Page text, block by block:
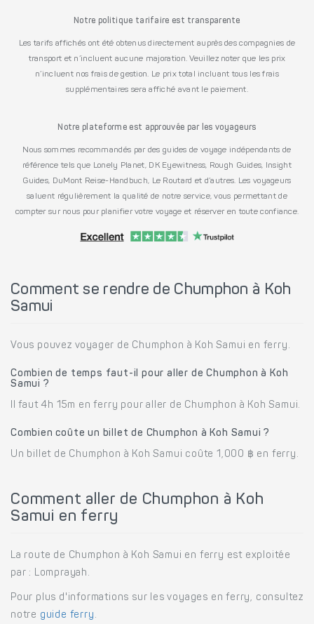
Notre politique tarifaire est transparente
Les tarifs affichés ont été obtenus directement auprès des compagnies de
transport et n’incluent aucune majoration. Veuillez noter que les prix
n’incluent nos frais de gestion. Le prix total incluant tous les frais
supplémentaires sera affiché avant le paiement.
Notre plateforme est approuvée par les voyageurs
Nous sommes recommandés par des guides de voyage indépendants de
référence tels que Lonely Planet, DK Eyewitness, Rough Guides, Insight
Guides, DuMont Reise-Handbuch, Le Routard et d’autres. Les voyageurs
saluent régulièrement la qualité de notre service, vous permettant de
compter sur nous pour planifier votre voyage et réserver en toute confiance.
Comment se rendre de Chumphon à Koh
Samui
Vous pouvez voyager de Chumphon à Koh Samui en ferry.
Combien de temps faut-il pour aller de Chumphon à Koh
Samui ?
Il faut 4h 15m en ferry pour aller de Chumphon à Koh Samui.
Combien coûte un billet de Chumphon à Koh Samui ?
Un billet de Chumphon à Koh Samui coûte 1,000 ฿ en ferry.
Comment aller de Chumphon à Koh
Samui en ferry
La route de Chumphon à Koh Samui en ferry est exploitée
par : Lomprayah.
Pour plus d'informations sur les voyages en ferry, consultez
notre guide ferry .